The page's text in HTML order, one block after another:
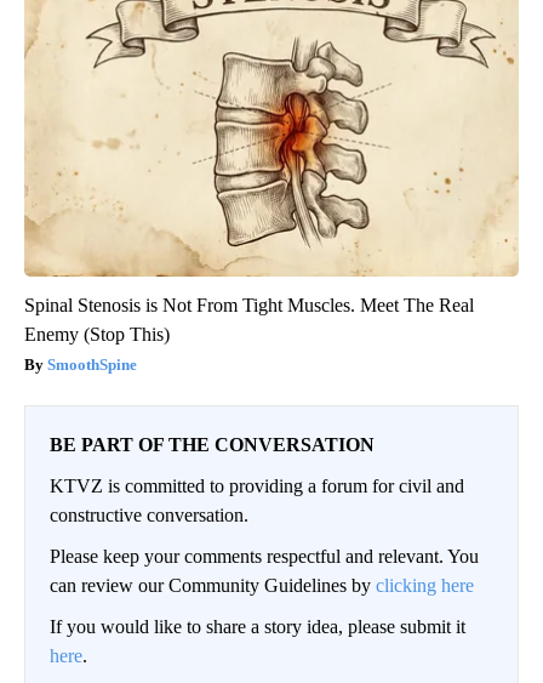
Spinal Stenosis is Not From Tight Muscles. Meet The Real
Enemy (Stop This)
SmoothSpine
BE PART OF THE CONVERSATION
KTVZ is committed to providing a forum for civil and
constructive conversation.
Please keep your comments respectful and relevant. You
can review our Community Guidelines by clicking here
If you would like to share a story idea, please submit it
here.